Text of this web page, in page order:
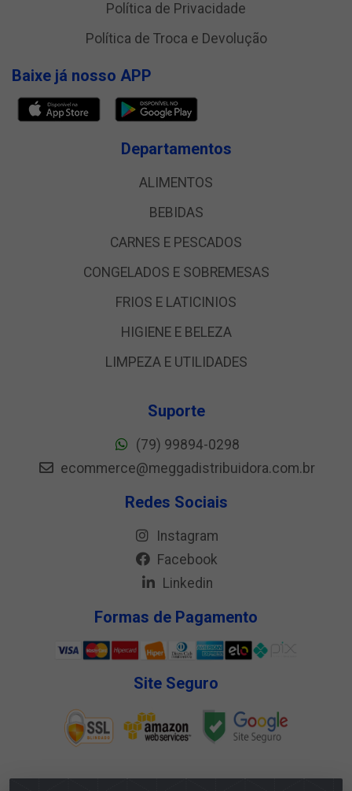
Política de Privacidade
Política de Troca e Devolução
Baixe já nosso APP
Departamentos
ALIMENTOS
BEBIDAS
CARNES E PESCADOS
CONGELADOS E SOBREMESAS
FRIOS E LATICINIOS
HIGIENE E BELEZA
LIMPEZA E UTILIDADES
Suporte
(79) 99894-0298
ecommerce@meggadistribuidora.com.br
Redes Sociais
Instagram
Facebook
Linkedin
Formas de Pagamento
Site Seguro